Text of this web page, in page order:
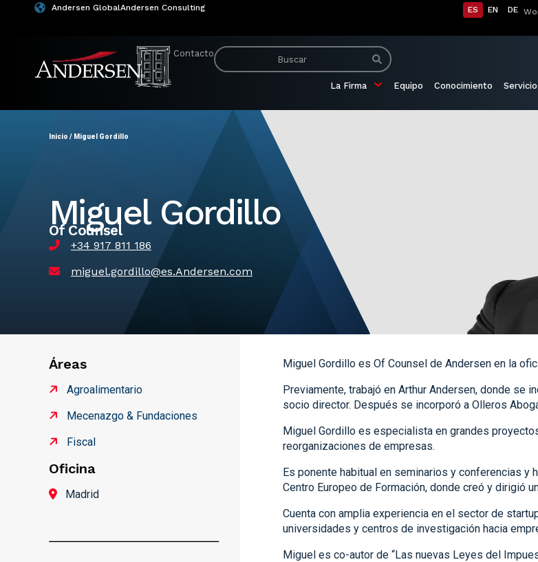
Andersen GlobalAndersen Consulting ES EN DE
Contacto
La Firma Equipo Conocimiento
Inicio / Miguel Gordillo
Miguel Gordillo
Of Counsel
+34 917 811 186
miguel.gordillo@es.Andersen.com
Áreas
Agroalimentario
Mecenazgo & Fundaciones
Fiscal
Oficina
Madrid
Miguel Gordillo es Of Counsel de Andersen en la
Previamente, trabajó en Arthur Andersen, donde se
socio director. Después se incorporó a Olleros
Miguel Gordillo es especialista en grandes
reorganizaciones de empresas.
Es ponente habitual en seminarios y conferencias
Centro Europeo de Formación, donde creó y dirigió
Cuenta con amplia experiencia en el sector de
universidades y centros de investigación hacia
Miguel es co-autor de “Las nuevas Leyes del